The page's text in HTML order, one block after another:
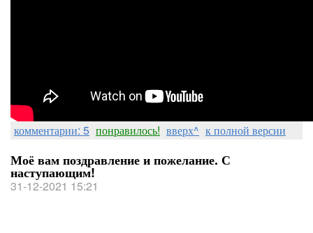
комментарии: 5 понравилось! вверх^ к полной версии
Моё вам поздравление и пожелание. С
наступающим!
31-12-2021 15:21